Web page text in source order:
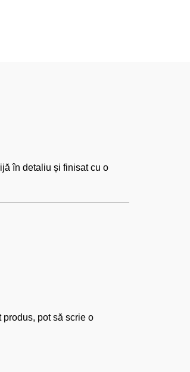
în detaliu și finisat cu o
pot să scrie o